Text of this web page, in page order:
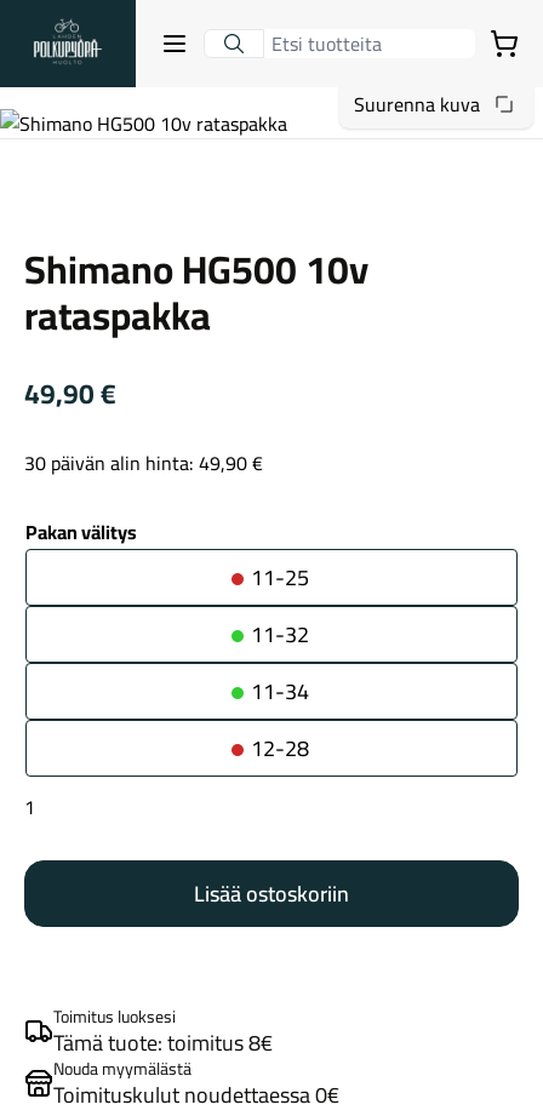
Lahden Polkupyörähuolto - etusivulle
Avaa sulje valikko
Hakutulokset
Suositut osastot
Maastosähköpyörät
Kaupunkisähköpyörät
Ostoskori
Suurenna kuva
Shimano HG500 10v
rataspakka
49,90€
30 päivän alin hinta:49,90€
Pakan välitys
11-25
11-32
11-34
12-28
Shimano
10v
määrä
Lisää ostoskoriin
Toimitus luoksesi
Tämä tuote: toimitus 8€
Nouda myymälästä
Toimituskulut noudettaessa 0€